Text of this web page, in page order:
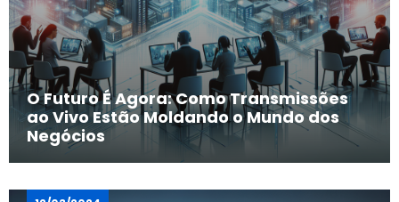
O Futuro É Agora: Como Transmissões
ao Vivo Estão Moldando o Mundo dos
Negócios